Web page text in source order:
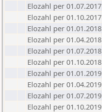
Elozahl per 01.07.2017
Elozahl per 01.10.2017
Elozahl per 01.01.2018
Elozahl per 01.04.2018
Elozahl per 01.07.2018
Elozahl per 01.10.2018
Elozahl per 01.01.2019
Elozahl per 01.04.2019
Elozahl per 01.07.2019
Elozahl per 01.10.2019